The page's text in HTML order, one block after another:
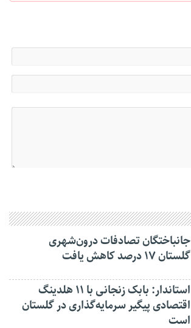
جانباختگان تصادفات درون‌شهری
گلستان ۱۷ درصد کاهش یافت
استاندار: بابک زنجانی با ۱۱ هلدینگ
اقتصادی پیگیر سرمایه‌گذاری در گلستان
است